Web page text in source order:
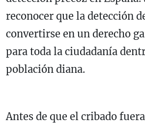
reconocer que la detección
convertirse en un derecho
para toda la ciudadanía
población diana.
Antes de que el cribado